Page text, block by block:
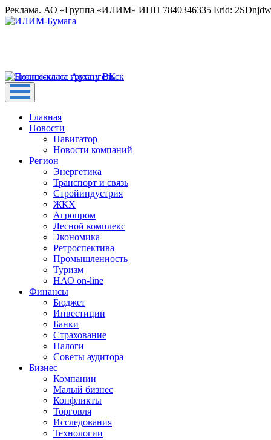
Реклама. АО «Группа «ИЛИМ» ИНН 7840346335 Erid:
Главная
Новости
Навигатор
Новости компаний
Регион
Энергетика
Транспорт и связь
Стройиндустрия
ЖКХ
Агропром
Лесной комплекс
Экономика
Ретроспектива
Промышленность
Туризм
НАО on-line
Финансы
Бюджет
Инвестиции
Банки
Страхование
Налоги
Советы аудитора
Бизнес
Компании
Малый бизнес
Конфликты
Торговля
Исследования
Технологии